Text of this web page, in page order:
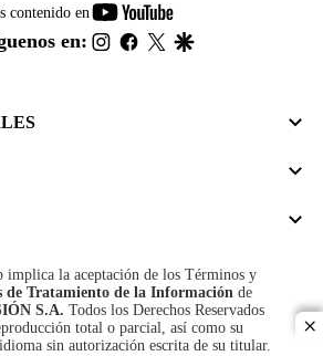
contenido en
youtube-
footer
en: instagram
facebook
twitter
implica la aceptación de los Términos y
de Tratamiento de la Información de
S.A. Todos los Derechos Reservados
total o parcial, así como su
sin autorización escrita de su titular.